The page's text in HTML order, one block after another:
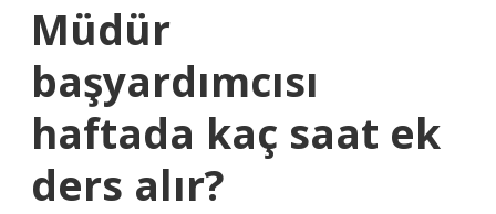
Müdür
başyardımcısı
haftada kaç saat ek
ders alır?